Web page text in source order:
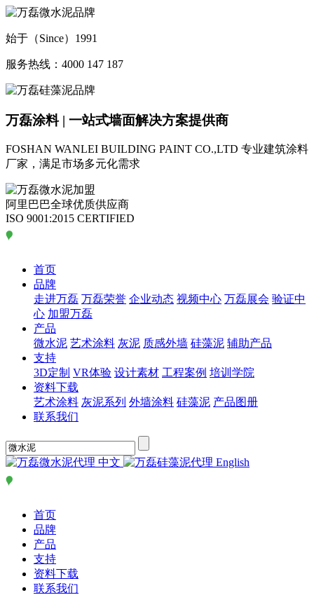
始于（Since）1991
服务热线：4000 147 187
万磊涂料 | 一站式墙面解决方案提供商
FOSHAN WANLEI BUILDING PAINT CO.,LTD 专业建筑涂料
厂家，满足市场多元化需求
阿里巴巴全球优质供应商
ISO 9001:2015 CERTIFIED
首页
品牌
走进万磊 万磊荣誉 企业动态 视频中心 万磊展会 验证中
心 加盟万磊
产品
微水泥 艺术涂料 灰泥 质感外墙 硅藻泥 辅助产品
支持
3D定制 VR体验 设计素材 工程案例 培训学院
资料下载
艺术涂料 灰泥系列 外墙涂料 硅藻泥 产品图册
联系我们
中文 English
首页
品牌
产品
支持
资料下载
联系我们